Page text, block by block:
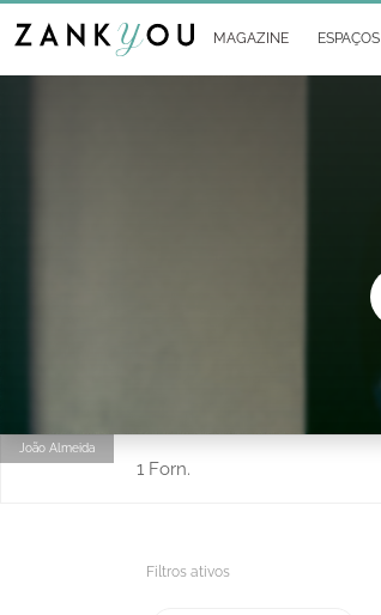
MAGAZINE ESPAÇOS
João Almeida
1 Forn.
Filtros ativos